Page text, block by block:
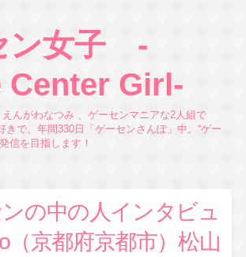
ン女子 -
Center Girl-
んがわなつみ 、ゲーセンマニアな2人組で
きで、年間330日「ゲーセンさんぽ」中。“ゲー
信を目指します！
ンの中の人インタビュ
（京都府京都市）松山